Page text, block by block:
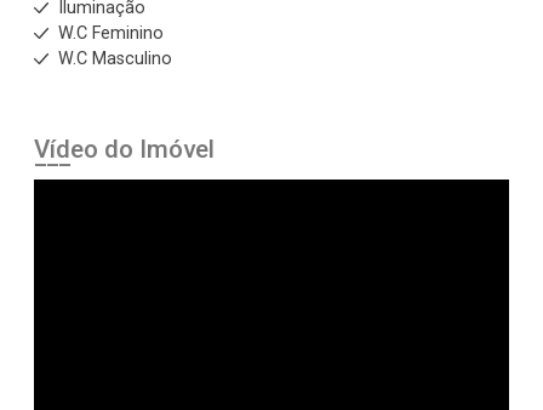
Iluminação
W.C Feminino
W.C Masculino
Vídeo do Imóvel